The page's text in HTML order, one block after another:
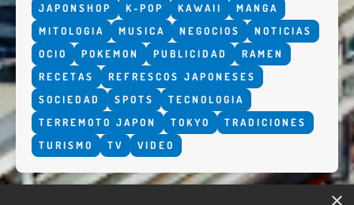
JAPONSHOP
K-POP KAWAII
MANGA
MITOLOGIA
MUSICA NEGOCIOS
NOTICIAS
OCIO
POKEMON PUBLICIDAD
RAMEN
RECETAS
REFRESCOS JAPONESES
SOCIEDAD
SPOTS
TECNOLOGIA
TERREMOTO JAPON
TOKYO
TRADICIONES
TURISMO
TV VIDEO